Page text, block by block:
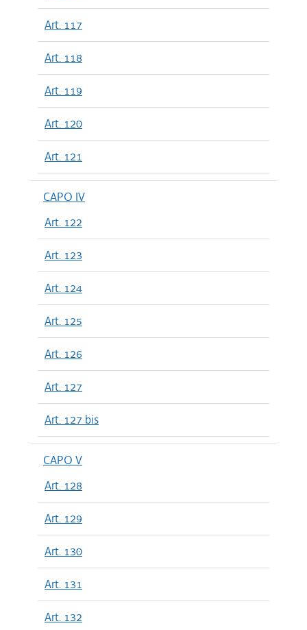
Art. 117
Art. 118
Art. 119
Art. 120
Art. 121
CAPO IV
Art. 122
Art. 123
Art. 124
Art. 125
Art. 126
Art. 127
Art. 127 bis
CAPO V
Art. 128
Art. 129
Art. 130
Art. 131
Art. 132